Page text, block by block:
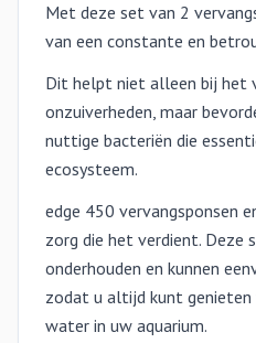
Met deze set van 2
van een constante en
Dit helpt niet alleen bij het
onzuiverheden, maar
nuttige bacteriën die
ecosysteem.
edge 450 vervangsponsen
zorg die het verdient. Deze
onderhouden en kunnen
zodat u altijd kunt genieten
water in uw aquarium.